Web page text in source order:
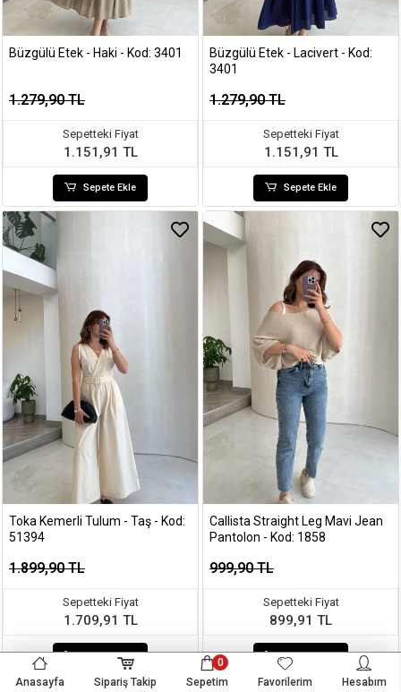
Büzgülü Etek - Haki - Kod: 3401
1.279,90 TL
Sepetteki Fiyat
1.151,91 TL
Sepete Ekle
Büzgülü Etek - Lacivert - Kod:
3401
1.279,90 TL
Sepetteki Fiyat
1.151,91 TL
Sepete Ekle
Toka Kemerli Tulum - Taş - Kod:
51394
1.899,90 TL
Sepetteki Fiyat
1.709,91 TL
Sepete Ekle
Callista Straight Leg Mavi Jean
Pantolon - Kod: 1858
999,90 TL
Sepetteki Fiyat
899,91 TL
Sepete Ekle
Anasayfa Sipariş Takip Sepetim
0
Favorilerim
Hesabım